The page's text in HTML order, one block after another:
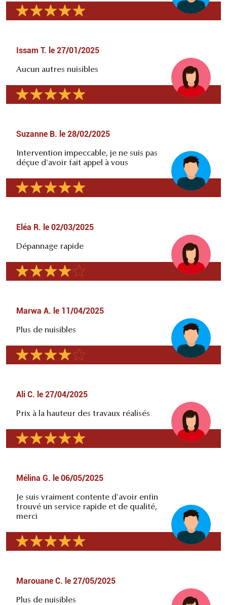
Issam T. le 27/01/2025
Aucun autres nuisibles
Suzanne B. le 28/02/2025
Intervention impeccable, je ne suis pas
déçue d'avoir fait appel à vous
Eléa R. le 02/03/2025
Dépannage rapide
Marwa A. le 11/04/2025
Plus de nuisibles
Ali C. le 27/04/2025
Prix à la hauteur des travaux réalisés
Mélina G. le 06/05/2025
Je suis vraiment contente d'avoir enfin
trouvé un service rapide et de qualité,
merci
Marouane C. le 27/05/2025
Plus de nuisibles